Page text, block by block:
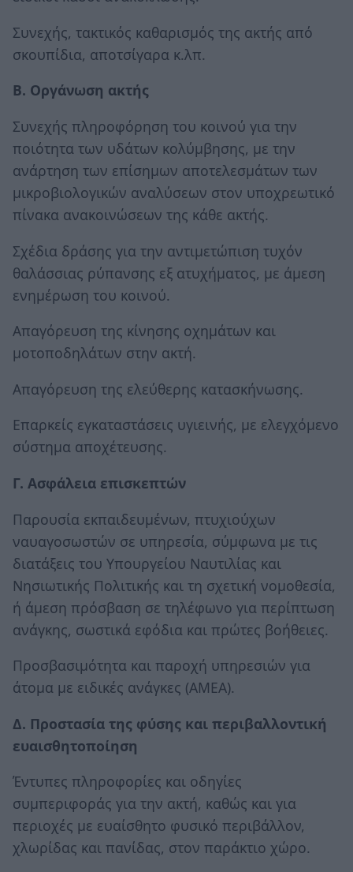
Συνεχής, τακτικός καθαρισμός της ακτής από
σκουπίδια, αποτσίγαρα κ.λπ.
Β. Οργάνωση ακτής
Συνεχής πληροφόρηση του κοινού για την
ποιότητα των υδάτων κολύμβησης, με την
ανάρτηση των επίσημων αποτελεσμάτων των
μικροβιολογικών αναλύσεων στον υποχρεωτικό
πίνακα ανακοινώσεων της κάθε ακτής.
Σχέδια δράσης για την αντιμετώπιση τυχόν
θαλάσσιας ρύπανσης εξ ατυχήματος, με άμεση
ενημέρωση του κοινού.
Απαγόρευση της κίνησης οχημάτων και
μοτοποδηλάτων στην ακτή.
Απαγόρευση της ελεύθερης κατασκήνωσης.
Επαρκείς εγκαταστάσεις υγιεινής, με ελεγχόμενο
σύστημα αποχέτευσης.
Γ. Ασφάλεια επισκεπτών
Παρουσία εκπαιδευμένων, πτυχιούχων
ναυαγοσωστών σε υπηρεσία, σύμφωνα με τις
διατάξεις του Υπουργείου Ναυτιλίας και
Νησιωτικής Πολιτικής και τη σχετική νομοθεσία,
ή άμεση πρόσβαση σε τηλέφωνο για περίπτωση
ανάγκης, σωστικά εφόδια και πρώτες βοήθειες.
Προσβασιμότητα και παροχή υπηρεσιών για
άτομα με ειδικές ανάγκες (ΑΜΕΑ).
Δ. Προστασία της φύσης και περιβαλλοντική
ευαισθητοποίηση
Έντυπες πληροφορίες και οδηγίες
συμπεριφοράς για την ακτή, καθώς και για
περιοχές με ευαίσθητο φυσικό περιβάλλον,
χλωρίδας και πανίδας, στον παράκτιο χώρο.